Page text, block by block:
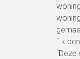
“Ik